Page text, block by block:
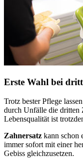
Erste Wahl bei
Trotz bester Pflege
durch Unfälle die dritten
Lebensqualität ist
Zahnersatz kann schon
immer sofort mit einer
Gebiss gleichzusetzen.